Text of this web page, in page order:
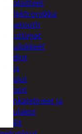
elektroniikka
Bluetooth
kaiuttimet
Kuulokkeet
Radiot
Kaapit
Kenkätelineet ja
naulakot
Peilit